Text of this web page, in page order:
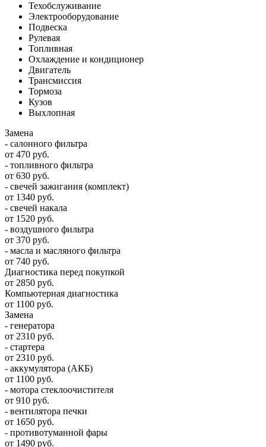
Техобслуживание
Электрооборудование
Подвеска
Рулевая
Топливная
Охлаждение и кондиционер
Двигатель
Трансмиссия
Тормоза
Кузов
Выхлопная
Замена
- салонного фильтра
от 470 руб.
- топливного фильтра
от 630 руб.
- свечей зажигания (комплект)
от 1340 руб.
- свечей накала
от 1520 руб.
- воздушного фильтра
от 370 руб.
- масла и масляного фильтра
от 740 руб.
Диагностика перед покупкой
от 2850 руб.
Компьютерная диагностика
от 1100 руб.
Замена
- генератора
от 2310 руб.
- стартера
от 2310 руб.
- аккумулятора (АКБ)
от 1100 руб.
- мотора стеклоочистителя
от 910 руб.
- вентилятора печки
от 1650 руб.
- противотуманной фары
от 1490 руб.